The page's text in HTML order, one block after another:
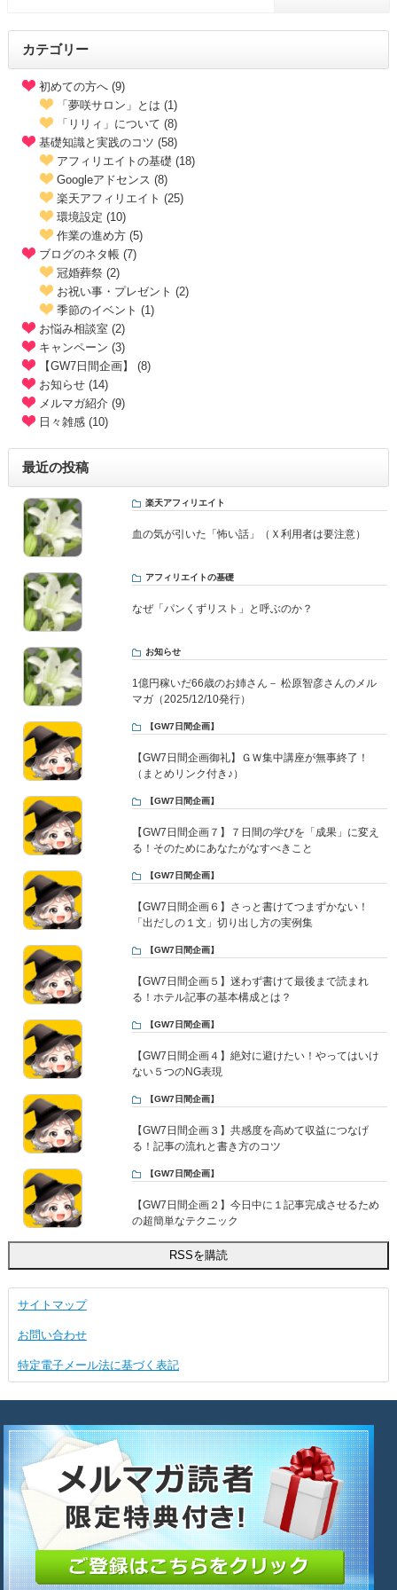
カテゴリー
初めての方へ (9)
「夢咲サロン」とは (1)
「リリィ」について (8)
基礎知識と実践のコツ (58)
アフィリエイトの基礎 (18)
Googleアドセンス (8)
楽天アフィリエイト (25)
環境設定 (10)
作業の進め方 (5)
ブログのネタ帳 (7)
冠婚葬祭 (2)
お祝い事・プレゼント (2)
季節のイベント (1)
お悩み相談室 (2)
キャンペーン (3)
【GW7日間企画】 (8)
お知らせ (14)
メルマガ紹介 (9)
日々雑感 (10)
最近の投稿
楽天アフィリエイト
血の気が引いた「怖い話」（Ｘ利用者は要注意）
アフィリエイトの基礎
なぜ「パンくずリスト」と呼ぶのか？
お知らせ
1億円稼いだ66歳のお姉さん－ 松原智彦さんのメル
マガ（2025/12/10発行）
【GW7日間企画】
【GW7日間企画御礼】ＧＷ集中講座が無事終了！
（まとめリンク付き♪）
【GW7日間企画】
【GW7日間企画７】７日間の学びを「成果」に変え
る！そのためにあなたがなすべきこと
【GW7日間企画】
【GW7日間企画６】さっと書けてつまずかない！
「出だしの１文」切り出し方の実例集
【GW7日間企画】
【GW7日間企画５】迷わず書けて最後まで読まれ
る！ホテル記事の基本構成とは？
【GW7日間企画】
【GW7日間企画４】絶対に避けたい！やってはいけ
ない５つのNG表現
【GW7日間企画】
【GW7日間企画３】共感度を高めて収益につなげ
る！記事の流れと書き方のコツ
【GW7日間企画】
【GW7日間企画２】今日中に１記事完成させるため
の超簡単なテクニック
サイトマップ
お問い合わせ
特定電子メール法に基づく表記